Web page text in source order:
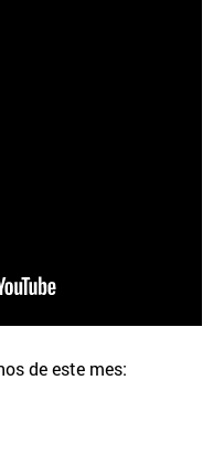
de este mes: